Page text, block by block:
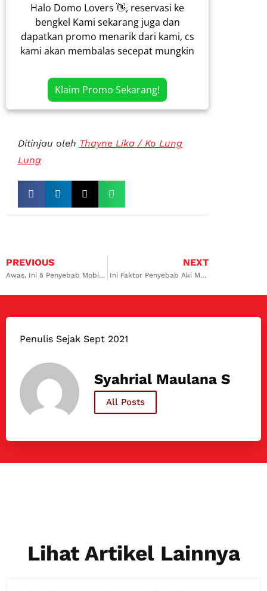
Halo Domo Lovers 👋, reservasi ke
bengkel Kami sekarang juga dan
dapatkan promo menarik dari kami, cs
kami akan membalas secepat mungkin
Klaim Promo Sekarang!
Ditinjau oleh Thayne Lika / Ko Lung
Lung
PREVIOUS
Awas, Ini 5 Penyebab Mobil Matic Tidak Bisa Distarter
NEXT
Ini Faktor Penyebab Aki Mobil Cepat Tekor dan Rusak
Penulis Sejak Sept 2021
Syahrial Maulana S
All Posts
Lihat Artikel Lainnya